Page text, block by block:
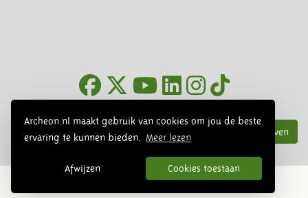
Archeon.nl maakt gebruik van cookies om jou de beste
ervaring te kunnen bieden.
Meer lezen
Afwijzen Cookies toestaan
Inschrijven